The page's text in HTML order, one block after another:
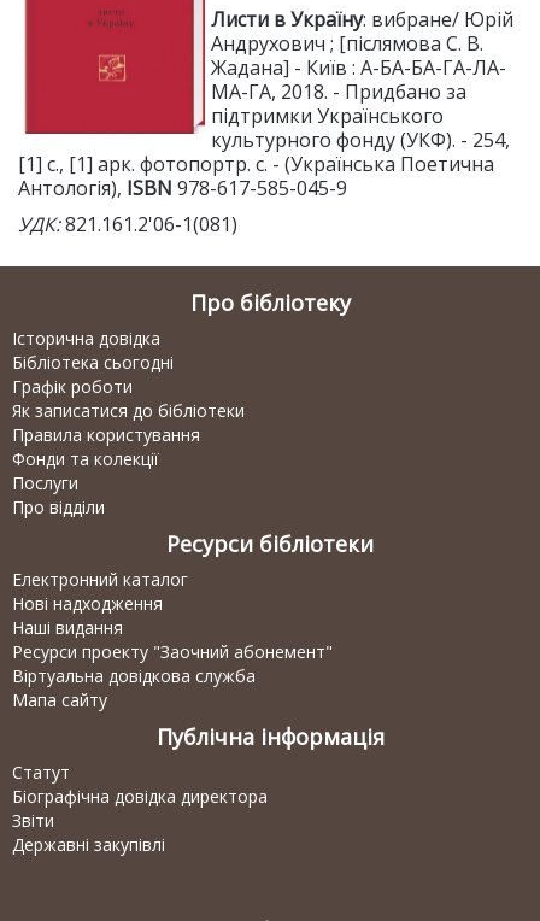
Листи в Україну: вибране/ Юрій
Андрухович ; [післямова С. В.
Жадана] - Київ : А-БА-БА-ГА-ЛА-
МА-ГА, 2018. - Придбано за
підтримки Українського
культурного фонду (УКФ). - 254,
[1] с., [1] арк. фотопортр. с. - (Українська Поетична
Антологія), ISBN 978-617-585-045-9
УДК:821.161.2'06-1(081)
Про бібліотеку
Історична довідка
Бібліотека сьогодні
Графік роботи
Як записатися до бібліотеки
Правила користування
Фонди та колекції
Послуги
Про відділи
Ресурси бібліотеки
Електронний каталог
Нові надходження
Наші видання
Ресурси проекту "Заочний абонемент"
Віртуальна довідкова служба
Мапа сайту
Публічна інформація
Статут
Біографічна довідка директора
Звіти
Державні закупівлі